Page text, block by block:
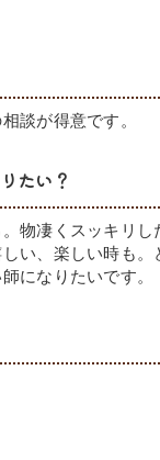
談が得意です。
たい？
物凄くスッキリ
い、楽しい時も。
になりたいです。